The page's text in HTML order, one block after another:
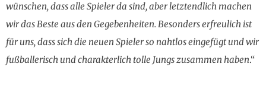
wünschen, dass alle Spieler da sind, aber letztendlich machen
wir das Beste aus den Gegebenheiten. Besonders erfreulich ist
für uns, dass sich die neuen Spieler so nahtlos eingefügt und wir
fußballerisch und charakterlich tolle Jungs zusammen haben.“